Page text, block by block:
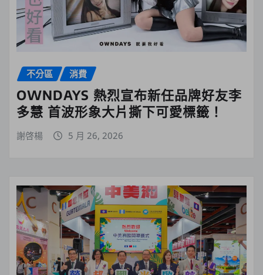
不分區 消費
OWNDAYS 熱烈宣布新任品牌好友李
多慧 首波形象大片撕下可愛標籤！
謝啓楊 5 月 26, 2026